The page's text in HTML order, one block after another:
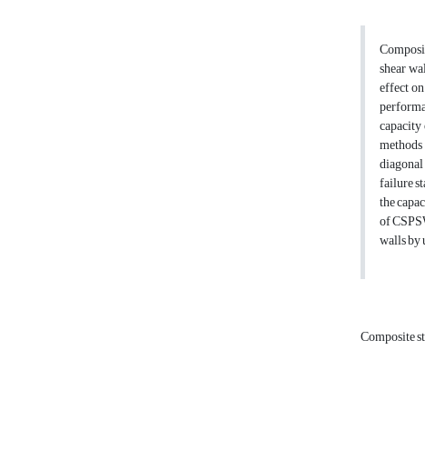
shear
effect
failure
the
of
walls by
Composite